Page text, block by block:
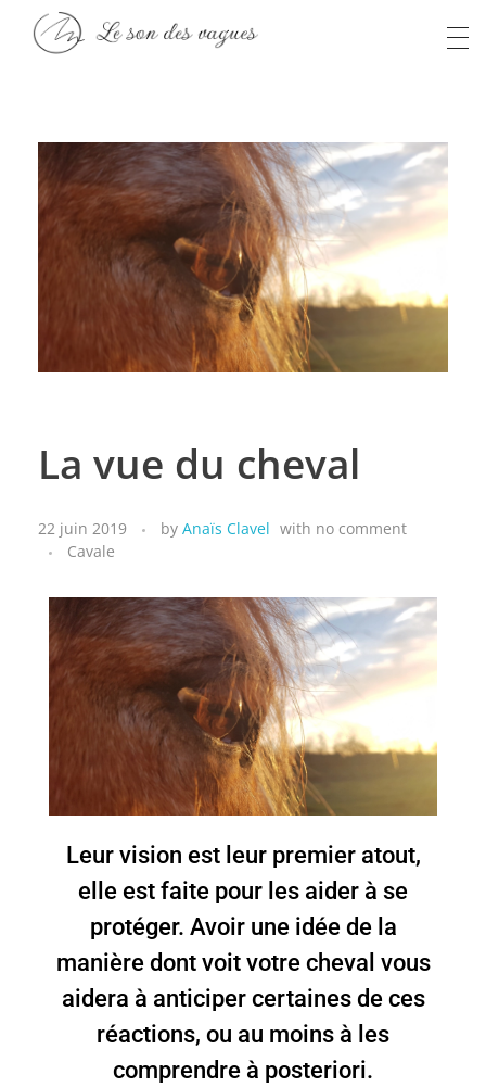
La vue du cheval
22 juin 2019 by Anaïs Clavel with no comment
Cavale
Leur vision est leur premier atout,
elle est faite pour les aider à se
protéger. Avoir une idée de la
manière dont voit votre cheval vous
aidera à anticiper certaines de ces
réactions, ou au moins à les
comprendre à posteriori.